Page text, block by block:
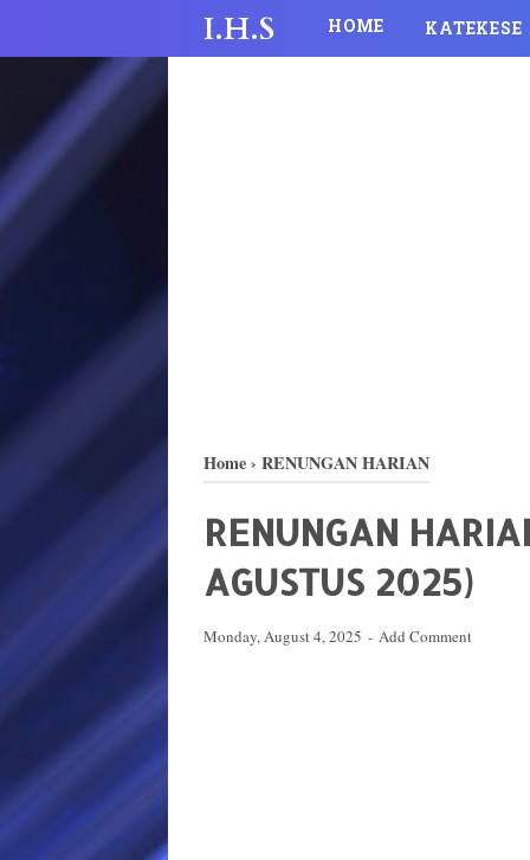
I.H.S HOME KATEKESE
Home› RENUNGAN HARIAN
RENUNGAN
AGUSTUS 2025)
Monday, August 4, 2025 Add Comment